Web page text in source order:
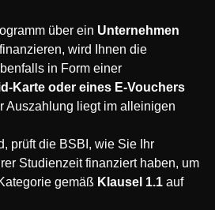
über ein Unternehmen
finanzieren, wird Ihnen die
in Form einer
Karte oder eines E-Vouchers
Auszahlung liegt im alleinigen
prüft die BSBI, wie Sie Ihr
Studienzeit finanziert haben, um
gemäß Klausel 1.1 auf